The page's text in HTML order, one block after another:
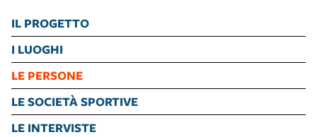
IL PROGETTO
I LUOGHI
LE PERSONE
LE SOCIETÀ SPORTIVE
LE INTERVISTE